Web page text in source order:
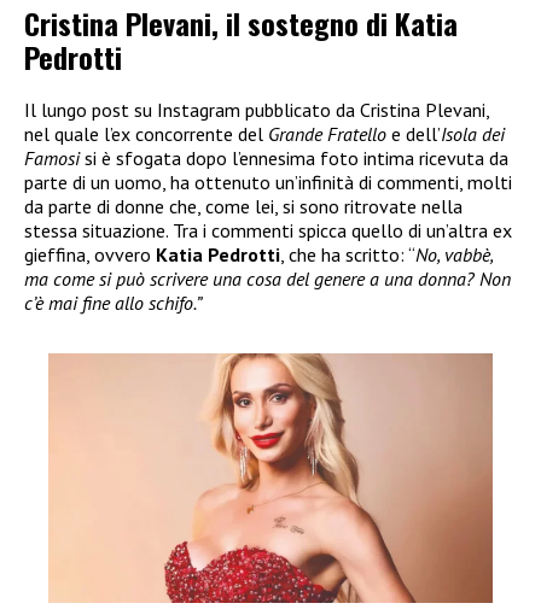
Cristina Plevani, il sostegno di Katia
Pedrotti
Il lungo post su Instagram pubblicato da Cristina Plevani,
nel quale l’ex concorrente del Grande Fratello e dell’Isola dei
Famosisi è sfogata dopo l’ennesima foto intima ricevuta da
parte di un uomo, ha ottenuto un’infinità di commenti, molti
da parte di donne che, come lei, si sono ritrovate nella
stessa situazione. Tra i commenti spicca quello di un’altra ex
gieffina, ovvero Katia Pedrotti, che ha scritto: “No, vabbè,
ma come si può scrivere una cosa del genere a una donna? Non
c’è mai fine allo schifo.”